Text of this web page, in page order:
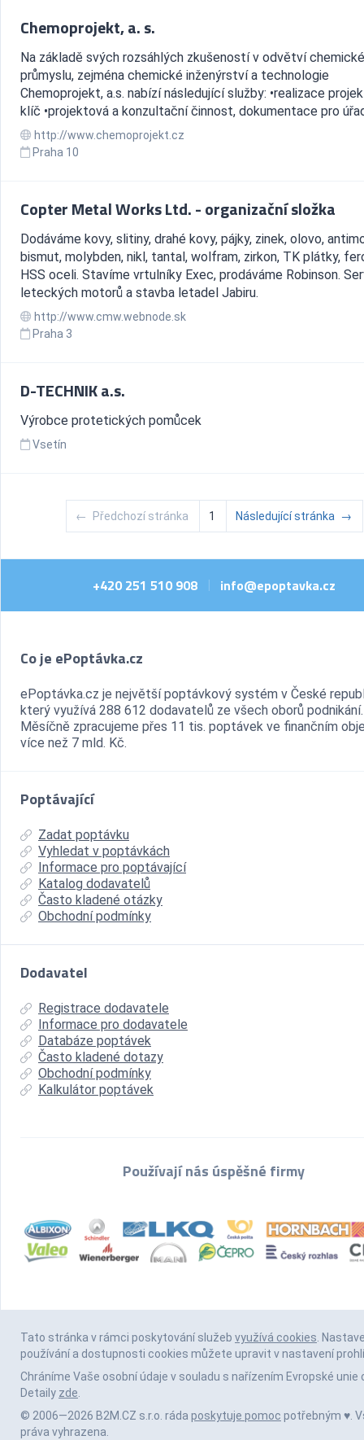
Chemoprojekt, a. s.
Na základě svých rozsáhlých zkušeností v odvětví
průmyslu, zejména chemické inženýrství a technologie
Chemoprojekt, a.s. nabízí následující služby: •realizace
klíč •projektová a konzultační činnost, dokumentace pro
http://www.chemoprojekt.cz
Praha 10
Copter Metal Works Ltd. - organizační složka
Dodáváme kovy, slitiny, drahé kovy, pájky, zinek, olovo,
bismut, molybden, nikl, tantal, wolfram, zirkon, TK plátky,
HSS oceli. Stavíme vrtulníky Exec, prodáváme Robinson.
leteckých motorů a stavba letadel Jabiru.
http://www.cmw.webnode.sk
Praha 3
D-TECHNIK a.s.
Výrobce protetických pomůcek
Vsetín
← Předchozí stránka 1 Následující stránka →
+420 251 510 908 | info@epoptavka.cz
Co je ePoptávka.cz
ePoptávka.cz je největší poptávkový systém v České
který využívá 288 612 dodavatelů ze všech oborů podnikání.
Měsíčně zpracujeme přes 11 tis. poptávek ve finančním
více než 7 mld. Kč.
Poptávající
Zadat poptávku
Vyhledat v poptávkách
Informace pro poptávající
Katalog dodavatelů
Často kladené otázky
Obchodní podmínky
Dodavatel
Registrace dodavatele
Informace pro dodavatele
Databáze poptávek
Často kladené dotazy
Obchodní podmínky
Kalkulátor poptávek
Používají nás úspěšné firmy
Tato stránka v rámci poskytování služeb využívá cookies.
používání a dostupnosti cookies můžete upravit v nastavení
Chráníme Vaše osobní údaje v souladu s nařízením Evropské unie
Detaily zde.
© 2006—2026 B2M.CZ s.r.o. ráda poskytuje pomoc potřebným ♥️.
práva vyhrazena.